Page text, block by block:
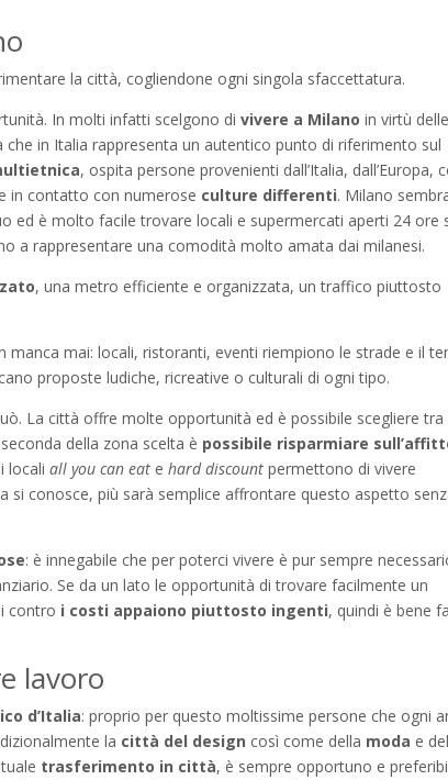
la città, cogliendone ogni singola sfaccettatura.
In molti infatti scelgono divivere a Milano in virtù delle
in Italia rappresenta un autentico punto di riferimento sul
, ospita persone provenienti dall’Italia, dall’Europa,
in contatto con numerose culture differenti. Milano
ed è molto facile trovare locali e supermercati aperti 24 ore
a rappresentare una comodità molto amata dai milanesi.
, una metro efficiente e organizzata, un traffico piuttosto
manca mai: locali, ristoranti, eventi riempiono le strade e il
proposte ludiche, ricreative o culturali di ogni tipo.
La città offre molte opportunità ed è possibile scegliere tra
della zona scelta è possibile risparmiare
localiall you can eat ehard discount permettono di vivere
si conosce, più sarà semplice affrontare questo aspetto
: è innegabile che per poterci vivere è pur sempre
Se da un lato le opportunità di trovare facilmente un
contro i costi appaiono piuttosto ingenti, quindi è bene
lavoro
d’Italia: proprio per questo moltissime persone che ogni
la città del design così come della moda e
trasferimento in città, è sempre opportuno e